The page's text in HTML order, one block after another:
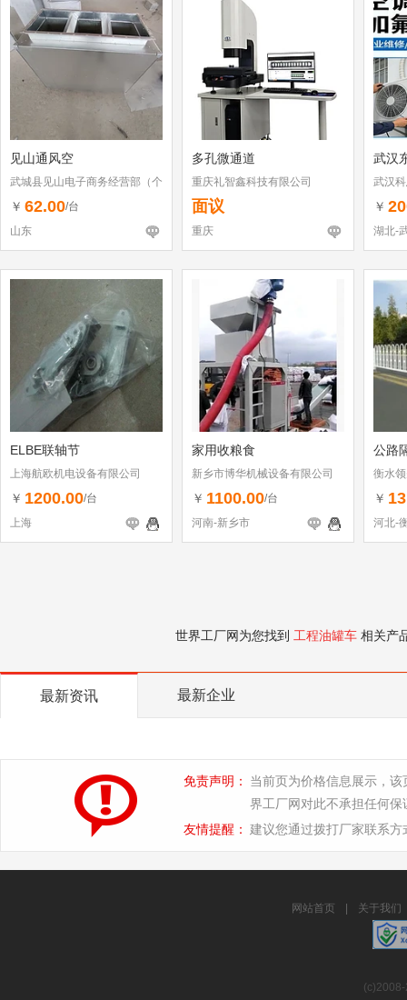
见山通风空
武城县见山电子商务经营部（个
体工商户）
￥ 62.00/台
山东
多孔微通道
重庆礼智鑫科技有限公司
面议
重庆
武汉
武汉
￥
湖北-
ELBE联轴节
上海航欧机电设备有限公司
￥ 1200.00/台
上海
家用收粮食
新乡市博华机械设备有限公司
￥ 1100.00/台
河南-新乡市
公路
衡水
￥
河北-
世界工厂网为您找到 工程油罐车 相关产
最新资讯 最新企业
免责声明：
当前页为价格信息展示，
界工厂网对此不承担任何保
友情提醒： 建议您通过拨打厂家联系
网站首页 关于我们